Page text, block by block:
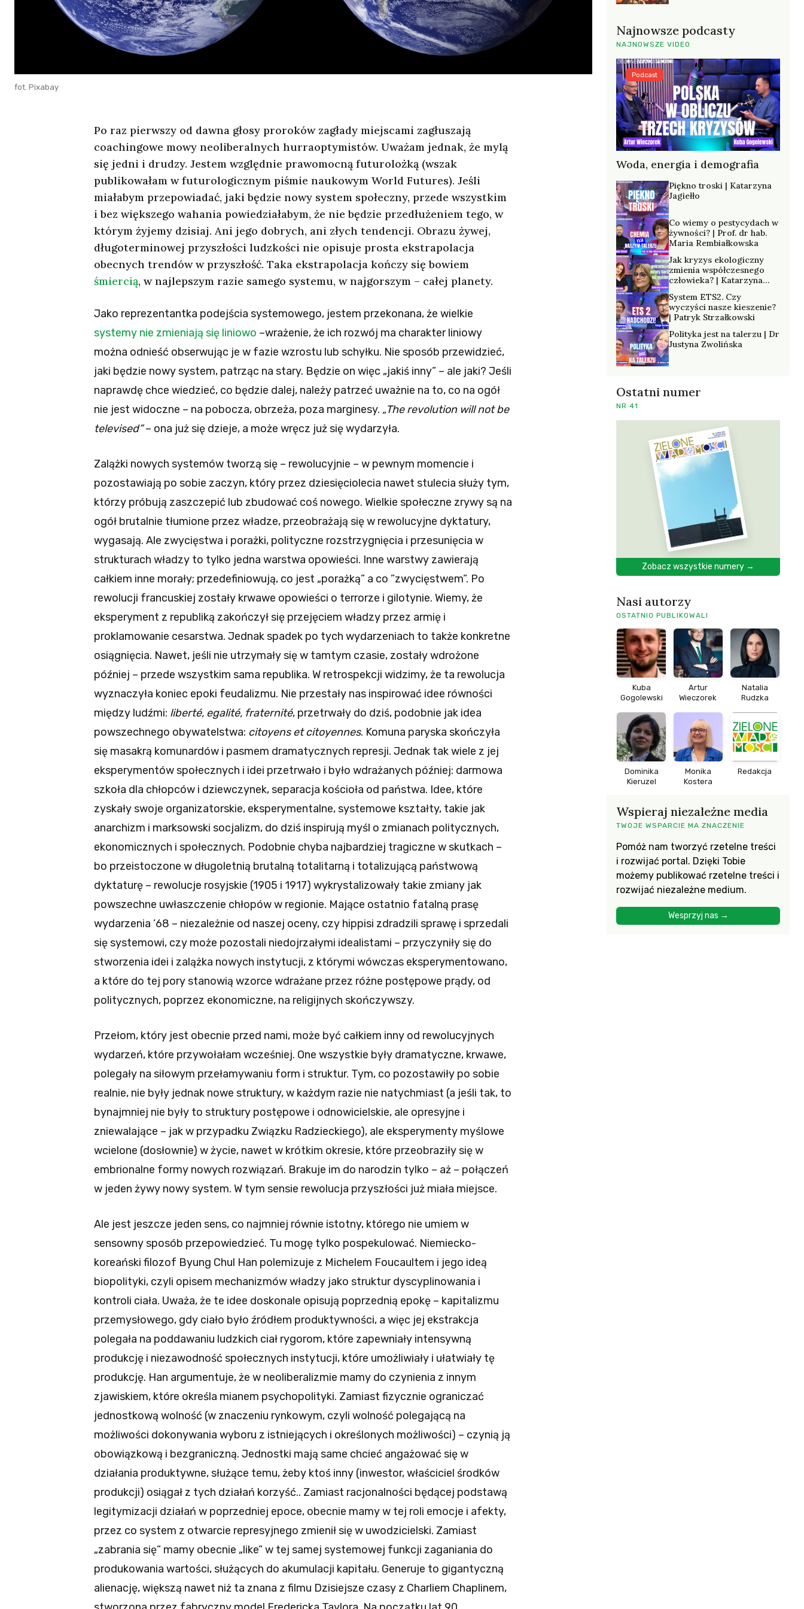
fot. Pixabay
Po raz pierwszy od dawna głosy proroków zagłady miejscami zagłuszają
coachingowe mowy neoliberalnych hurraoptymistów. Uważam jednak, że mylą
się jedni i drudzy. Jestem względnie prawomocną futurolożką (wszak
publikowałam w futurologicznym piśmie naukowym World Futures). Jeśli
miałabym przepowiadać, jaki będzie nowy system społeczny, przede wszystkim
i bez większego wahania powiedziałabym, że nie będzie przedłużeniem tego, w
którym żyjemy dzisiaj. Ani jego dobrych, ani złych tendencji. Obrazu żywej,
długoterminowej przyszłości ludzkości nie opisuje prosta ekstrapolacja
obecnych trendów w przyszłość. Taka ekstrapolacja kończy się bowiem
śmiercią, w najlepszym razie samego systemu, w najgorszym – całej planety.
Jako reprezentantka podejścia systemowego, jestem przekonana, że wielkie
systemy nie zmieniają się liniowo –wrażenie, że ich rozwój ma charakter liniowy
można odnieść obserwując je w fazie wzrostu lub schyłku. Nie sposób przewidzieć,
jaki będzie nowy system, patrząc na stary. Będzie on więc „jakiś inny” – ale jaki? Jeśli
naprawdę chce wiedzieć, co będzie dalej, należy patrzeć uważnie na to, co na ogół
nie jest widoczne – na pobocza, obrzeża, poza marginesy. „The revolution will not be
televised”– ona już się dzieje, a może wręcz już się wydarzyła.
Zalążki nowych systemów tworzą się – rewolucyjnie – w pewnym momencie i
pozostawiają po sobie zaczyn, który przez dziesięciolecia nawet stulecia służy tym,
którzy próbują zaszczepić lub zbudować coś nowego. Wielkie społeczne zrywy są na
ogół brutalnie tłumione przez władze, przeobrażają się w rewolucyjne dyktatury,
wygasają. Ale zwycięstwa i porażki, polityczne rozstrzygnięcia i przesunięcia w
strukturach władzy to tylko jedna warstwa opowieści. Inne warstwy zawierają
całkiem inne morały; przedefiniowują, co jest „porażką” a co ”zwycięstwem”. Po
rewolucji francuskiej zostały krwawe opowieści o terrorze i gilotynie. Wiemy, że
eksperyment z republiką zakończył się przejęciem władzy przez armię i
proklamowanie cesarstwa. Jednak spadek po tych wydarzeniach to także konkretne
osiągnięcia. Nawet, jeśli nie utrzymały się w tamtym czasie, zostały wdrożone
później – przede wszystkim sama republika. W retrospekcji widzimy, że ta rewolucja
wyznaczyła koniec epoki feudalizmu. Nie przestały nas inspirować idee równości
między ludźmi: liberté, egalité, fraternité, przetrwały do dziś, podobnie jak idea
powszechnego obywatelstwa: citoyens et citoyennes. Komuna paryska skończyła
się masakrą komunardów i pasmem dramatycznych represji. Jednak tak wiele z jej
eksperymentów społecznych i idei przetrwało i było wdrażanych później: darmowa
szkoła dla chłopców i dziewczynek, separacja kościoła od państwa. Idee, które
zyskały swoje organizatorskie, eksperymentalne, systemowe kształty, takie jak
anarchizm i marksowski socjalizm, do dziś inspirują myśl o zmianach politycznych,
ekonomicznych i społecznych. Podobnie chyba najbardziej tragiczne w skutkach –
bo przeistoczone w długoletnią brutalną totalitarną i totalizującą państwową
dyktaturę – rewolucje rosyjskie (1905 i 1917) wykrystalizowały takie zmiany jak
powszechne uwłaszczenie chłopów w regionie. Mające ostatnio fatalną prasę
wydarzenia ’68 – niezależnie od naszej oceny, czy hippisi zdradzili sprawę i sprzedali
się systemowi, czy może pozostali niedojrzałymi idealistami – przyczyniły się do
stworzenia idei i zalążka nowych instytucji, z którymi wówczas eksperymentowano,
a które do tej pory stanowią wzorce wdrażane przez różne postępowe prądy, od
politycznych, poprzez ekonomiczne, na religijnych skończywszy.
Przełom, który jest obecnie przed nami, może być całkiem inny od rewolucyjnych
wydarzeń, które przywołałam wcześniej. One wszystkie były dramatyczne, krwawe,
polegały na siłowym przełamywaniu form i struktur. Tym, co pozostawiły po sobie
realnie, nie były jednak nowe struktury, w każdym razie nie natychmiast (a jeśli tak, to
bynajmniej nie były to struktury postępowe i odnowicielskie, ale opresyjne i
zniewalające – jak w przypadku Związku Radzieckiego), ale eksperymenty myślowe
wcielone (dosłownie) w życie, nawet w krótkim okresie, które przeobraziły się w
embrionalne formy nowych rozwiązań. Brakuje im do narodzin tylko – aż – połączeń
w jeden żywy nowy system. W tym sensie rewolucja przyszłości już miała miejsce.
Ale jest jeszcze jeden sens, co najmniej równie istotny, którego nie umiem w
sensowny sposób przepowiedzieć. Tu mogę tylko pospekulować. Niemiecko-
koreański filozof Byung Chul Han polemizuje z Michelem Foucaultem i jego ideą
biopolityki, czyli opisem mechanizmów władzy jako struktur dyscyplinowania i
kontroli ciała. Uważa, że te idee doskonale opisują poprzednią epokę – kapitalizmu
przemysłowego, gdy ciało było źródłem produktywności, a więc jej ekstrakcja
polegała na poddawaniu ludzkich ciał rygorom, które zapewniały intensywną
produkcję i niezawodność społecznych instytucji, które umożliwiały i ułatwiały tę
produkcję. Han argumentuje, że w neoliberalizmie mamy do czynienia z innym
zjawiskiem, które określa mianem psychopolityki. Zamiast fizycznie ograniczać
jednostkową wolność (w znaczeniu rynkowym, czyli wolność polegającą na
możliwości dokonywania wyboru z istniejących i określonych możliwości) – czynią ją
obowiązkową i bezgraniczną. Jednostki mają same chcieć angażować się w
działania produktywne, służące temu, żeby ktoś inny (inwestor, właściciel środków
produkcji) osiągał z tych działań korzyść.. Zamiast racjonalności będącej podstawą
legitymizacji działań w poprzedniej epoce, obecnie mamy w tej roli emocje i afekty,
przez co system z otwarcie represyjnego zmienił się w uwodzicielski. Zamiast
„zabrania się” mamy obecnie „like” w tej samej systemowej funkcji zaganiania do
produkowania wartości, służących do akumulacji kapitału. Generuje to gigantyczną
alienację, większą nawet niż ta znana z filmu Dzisiejsze czasy z Charliem Chaplinem,
Najnowsze podcasty
NAJNOWSZE VIDEO
Woda, energia i demografia
Podcast
Piękno troski | Katarzyna
Jagiełło
Co wiemy o pestycydach w
żywności? | Prof. dr hab.
Maria Rembiałkowska
Jak kryzys ekologiczny
zmienia współczesnego
człowieka? | Katarzyna
System ETS2. Czy
wyczyści nasze kieszenie?
| Patryk Strzałkowski
Polityka jest na talerzu | Dr
Justyna Zwolińska
Ostatni numer
NR 41
Zobacz wszystkie numery →
Nasi autorzy
OSTATNIO PUBLIKOWALI
Kuba
Gogolewski
Artur
Wieczorek
Natalia
Rudzka
Dominika
Kieruzel
Monika
Kostera
Redakcja
Wspieraj niezależne media
TWOJE WSPARCIE MA ZNACZENIE
Pomóż nam tworzyć rzetelne treści
i rozwijać portal. Dzięki Tobie
możemy publikować rzetelne treści i
rozwijać niezależne medium.
Wesprzyj nas →